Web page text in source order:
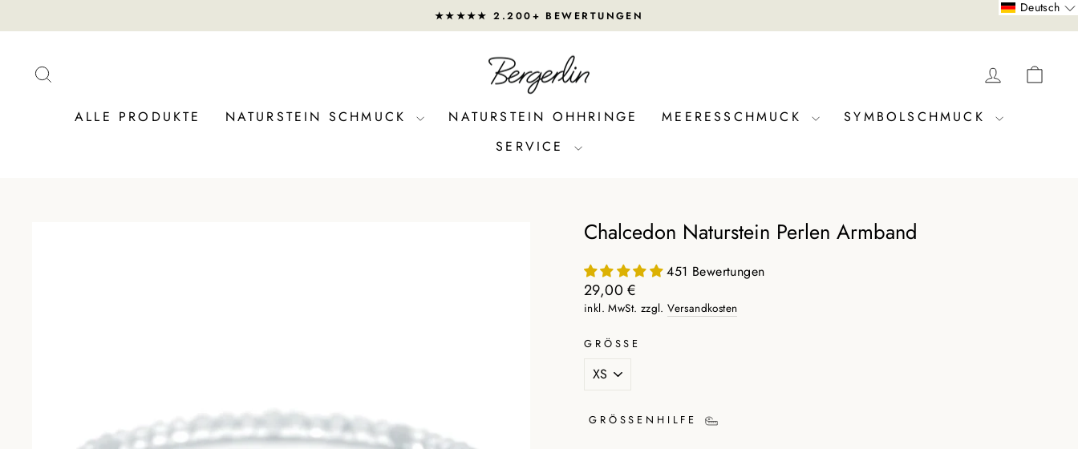
Pause
★★★★★ 2.200+ BEWERTUNGEN
ALLE PRODUKTE NATURSTEIN SCHMUCK NATURSTEIN OHHRINGE MEERESSCHMUCK
SYMBOLSCHMUCK
SERVICE
Chalcedon Naturstein Perlen Armband
451 Bewertungen
Normaler
Preis
29,00 €
inkl. MwSt. zzgl.Versandkosten
GRÖSSE
GRÖSSENHILFE
Deutsch